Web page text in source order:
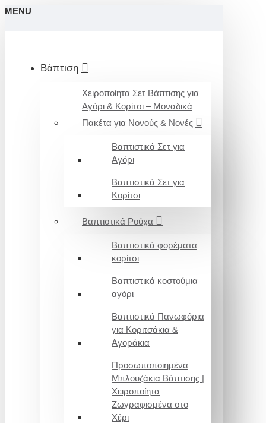
MENU
Βάπτιση
Χειροποίητα Σετ Βάπτισης για
Αγόρι & Κορίτσι – Μοναδικά
Πακέτα για Νονούς & Νονές
Βαπτιστικά Σετ για
Αγόρι
Βαπτιστικά Σετ για
Κορίτσι
Βαπτιστικά Ρούχα
Βαπτιστικά φορέματα
κορίτσι
Βαπτιστικά κοστούμια
αγόρι
Βαπτιστικά Πανωφόρια
για Κοριτσάκια &
Αγοράκια
Προσωποποιημένα
Μπλουζάκια Βάπτισης |
Χειροποίητα
Ζωγραφισμένα στο
Χέρι